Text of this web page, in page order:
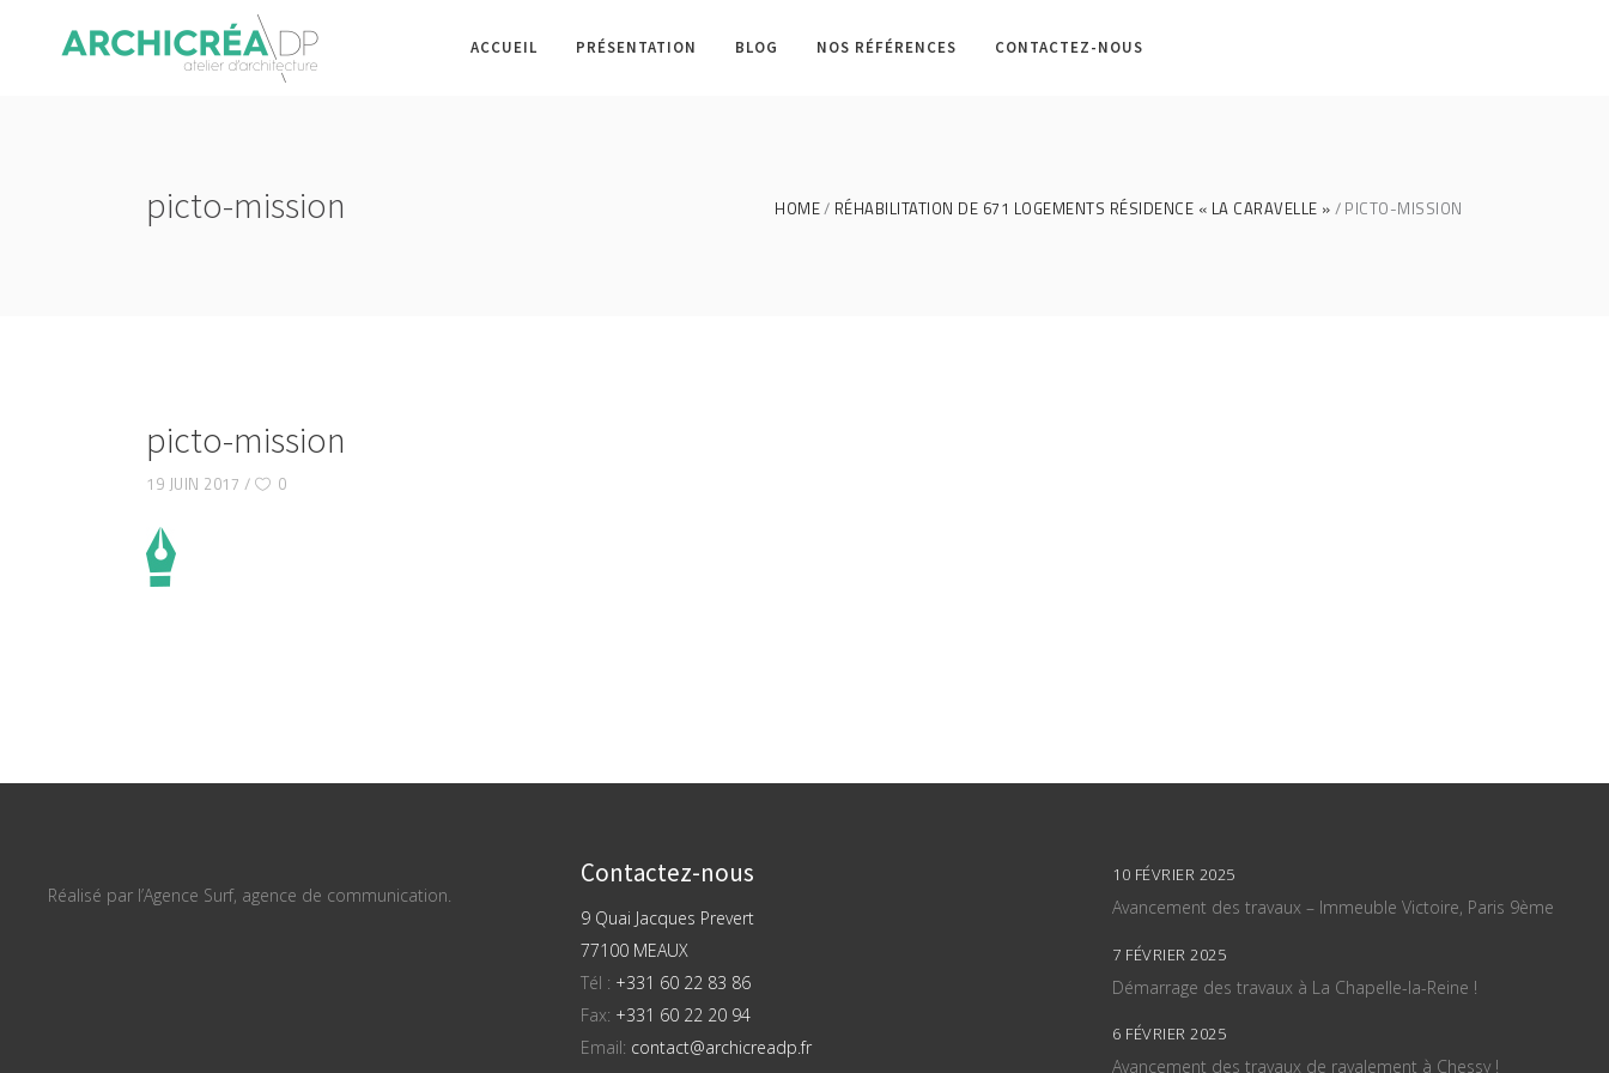
ACCUEIL PRÉSENTATION BLOG NOS RÉFÉRENCES CONTACTEZ-NOUS
picto-mission HOME RÉHABILITATION DE 671 LOGEMENTS RÉSIDENCE « LA CARAVELLE » PICTO-MISSION
picto-mission
19 JUIN 2017 0
Réalisé par l’Agence Surf, agence de communication.
Contactez-nous
9 Quai Jacques Prevert
77100 MEAUX
Tél : +331 60 22 83 86
Fax: +331 60 22 20 94
Email: contact@archicreadp.fr
10 FÉVRIER 2025
Avancement des travaux – Immeuble Victoire, Paris 9ème
7 FÉVRIER 2025
Démarrage des travaux à La Chapelle-la-Reine !
6 FÉVRIER 2025
Avancement des travaux de ravalement à Chessy !